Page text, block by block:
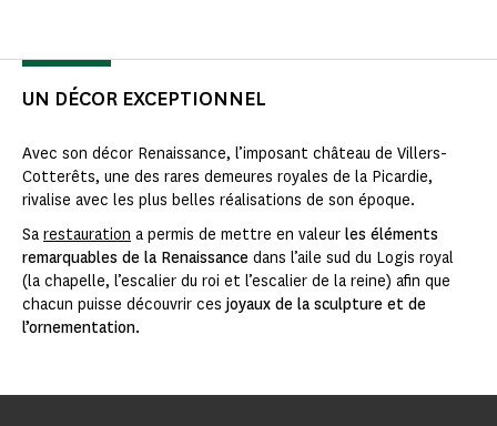
UN DÉCOR EXCEPTIONNEL
Avec son décor Renaissance, l’imposant château de Villers-
Cotterêts, une des rares demeures royales de la Picardie,
rivalise avec les plus belles réalisations de son époque.
Sa restauration a permis de mettre en valeur les éléments
remarquables de la Renaissance dans l’aile sud du Logis royal
(la chapelle, l’escalier du roi et l’escalier de la reine) afin que
chacun puisse découvrir ces joyaux de la sculpture et de
l’ornementation.